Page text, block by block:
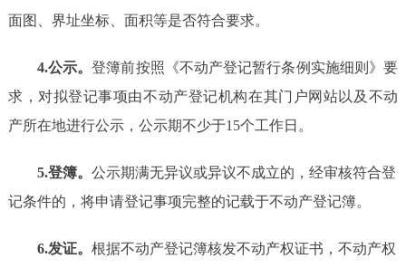
面图、界址坐标、面积等是否符合要求。
4.公示。登簿前按照《不动产登记暂行条例实施细则》要
求，对拟登记事项由不动产登记机构在其门户网站以及不动
产所在地进行公示，公示期不少于15个工作日。
5.登簿。 公示期满无异议或异议不成立的，经审核符合登
记条件的，将申请登记事项完整的记载于不动产登记簿。
6.发证。 根据不动产登记簿核发不动产权证书，不动产权